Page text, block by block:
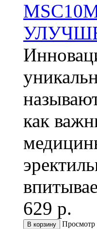
как
629 р.
Просмотр